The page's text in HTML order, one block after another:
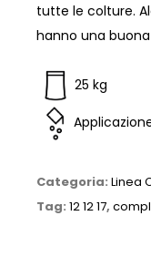
tutte le colture.
hanno una
25 kg
Categoria: Linea
Tag: 12 12 17,